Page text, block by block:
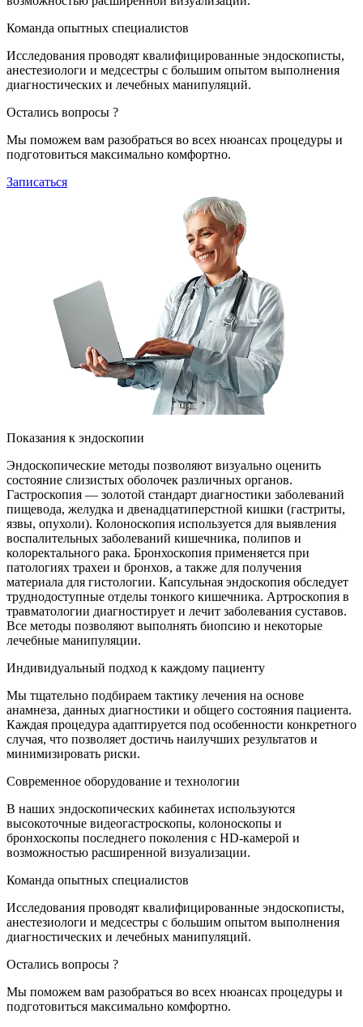
Команда опытных специалистов
Исследования проводят квалифицированные эндоскописты,
анестезиологи и медсестры с большим опытом выполнения
диагностических и лечебных манипуляций.
Остались вопросы ?
Мы поможем вам разобраться во всех нюансах процедуры и
подготовиться максимально комфортно.
Записаться
Показания к эндоскопии
Эндоскопические методы позволяют визуально оценить
состояние слизистых оболочек различных органов.
Гастроскопия — золотой стандарт диагностики заболеваний
пищевода, желудка и двенадцатиперстной кишки (гастриты,
язвы, опухоли). Колоноскопия используется для выявления
воспалительных заболеваний кишечника, полипов и
колоректального рака. Бронхоскопия применяется при
патологиях трахеи и бронхов, а также для получения
материала для гистологии. Капсульная эндоскопия обследует
труднодоступные отделы тонкого кишечника. Артроскопия в
травматологии диагностирует и лечит заболевания суставов.
Все методы позволяют выполнять биопсию и некоторые
лечебные манипуляции.
Индивидуальный подход к каждому пациенту
Мы тщательно подбираем тактику лечения на основе
анамнеза, данных диагностики и общего состояния пациента.
Каждая процедура адаптируется под особенности конкретного
случая, что позволяет достичь наилучших результатов и
минимизировать риски.
Современное оборудование и технологии
В наших эндоскопических кабинетах используются
высокоточные видеогастроскопы, колоноскопы и
бронхоскопы последнего поколения с HD-камерой и
возможностью расширенной визуализации.
Команда опытных специалистов
Исследования проводят квалифицированные эндоскописты,
анестезиологи и медсестры с большим опытом выполнения
диагностических и лечебных манипуляций.
Остались вопросы ?
Мы поможем вам разобраться во всех нюансах процедуры и
подготовиться максимально комфортно.